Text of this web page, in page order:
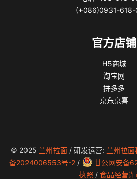
(+086)0931-618-
官方店铺
H5商城
淘宝网
拼多多
京东京喜
© 2025 兰州拉面 / 研发运营: 兰州拉
备2024006553号-2 / 甘公网安备
执照 / 食品经营许